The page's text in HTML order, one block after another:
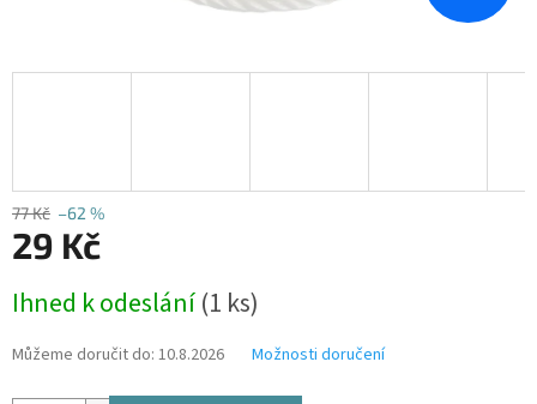
77 Kč –62 %
29 Kč
cena:
Ihned k odeslání(1 ks)
Můžeme doručit do: 10.8.2026 Možnosti doručení